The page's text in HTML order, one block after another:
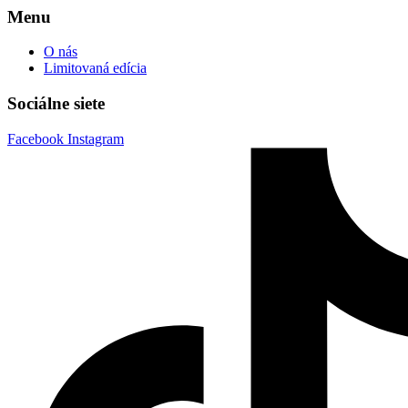
Menu
O nás
Limitovaná edícia
Sociálne siete
Facebook Instagram